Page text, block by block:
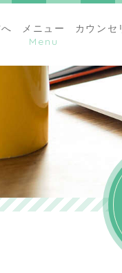
メニュー カウンセ